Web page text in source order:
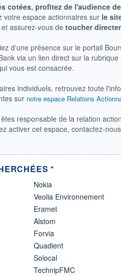
cotées, profitez de l'audience
votre espace actionnaires sur le
et assurez-vous detoucher
d'une présence sur le portail
via un lien direct sur la
vous est consacrée.
individuels, retrouvez toute
sur notre espace Relations
responsable de la relation
activer cet espace, contactez-
*
Nokia
Veolia Environnement
Eramet
Alstom
Forvia
Quadient
Solocal
TechnipFMC